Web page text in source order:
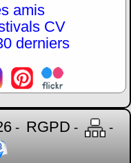
amis
CV
derniers
- RGPD -
-